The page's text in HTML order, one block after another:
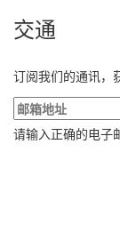
交通
订阅我们的通讯，
请输入正确的电子